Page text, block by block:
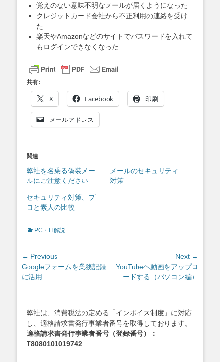
覚えのない意味不明なメールが届くようになった
クレジットカード会社から不正利用の連絡を受け
た
楽天やAmazonなどのサイトでパスワードを入れて
もログインできなくなった
共有:
X Facebook 印刷
メールアドレス
関連
弊社を名乗る偽装メー
ルにご注意ください
メールのセキュリティ
対策
セキュリティ対策、プ
ロと素人の比較
Categories
PC・IT解説
投
稿
ナ
ー
シ
ョ
← Previous
Previous
post:
Googleフォームを業務記録
に活用
Next →
Next
post:
YouTubeヘ動画をアップロ
ードする（パソコン編）
弊社は、消費税法の定める「インボイス制度」に対応
し、適格請求書発行事業者番号を取得しております。
適格請求書発行事業者番号（登録番号）：
T8080101019742